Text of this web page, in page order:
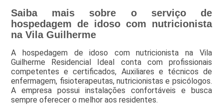
Saiba mais sobre o serviço de
hospedagem de idoso com nutricionista
na Vila Guilherme
A hospedagem de idoso com nutricionista na Vila
Guilherme Residencial Ideal conta com profissionais
competentes e certificados, Auxiliares e técnicos de
enfermagem, fisioterapeutas, nutricionistas e psicólogos.
A empresa possui instalações confortáveis e busca
sempre oferecer o melhor aos residentes.